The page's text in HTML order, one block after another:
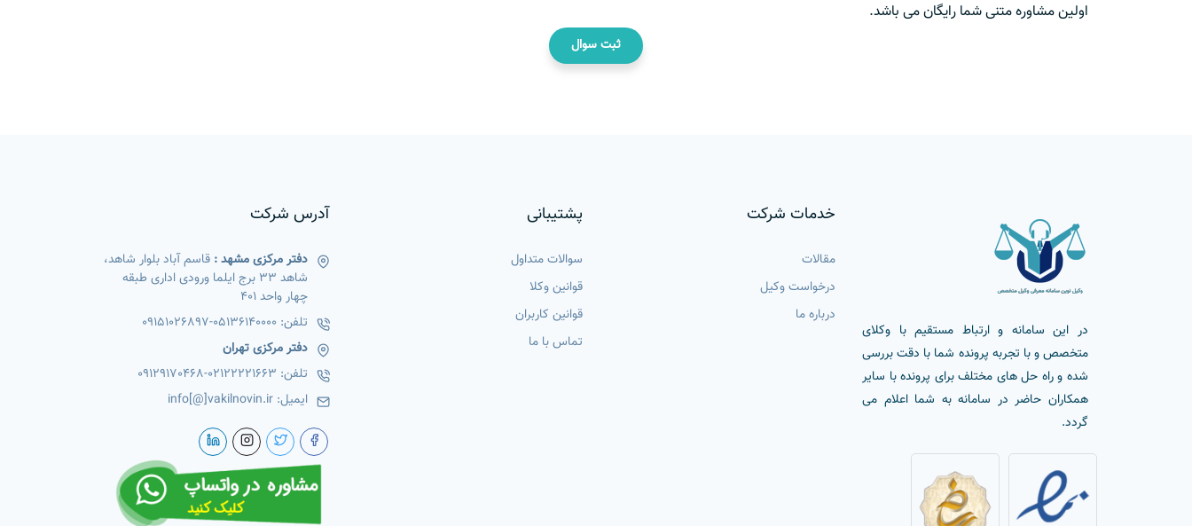
اولین مشاوره متنی شما رایگان می باشد.
ثبت سوال
در این سامانه و ارتباط مستقیم با وکلای
متخصص و با تجربه پرونده شما با دقت بررسی
شده و راه حل های مختلف برای پرونده با سایر
همکاران حاضر در سامانه به شما اعلام می
گردد.
خدمات شرکت
مقالات
درخواست وکیل
درباره ما
پشتیبانی
سوالات متداول
قوانین وکلا
قوانین کاربران
تماس با ما
آدرس شرکت
دفتر مرکزی مشهد : قاسم آباد بلوار شاهد،
شاهد 33 برج ایلما ورودی اداری طبقه
چهار واحد 401
تلفن: 05136140000
-
09151026897
دفتر مرکزی تهران
تلفن: 02122221663
-
09129170468
ایمیل: info[@]vakilnovin.ir